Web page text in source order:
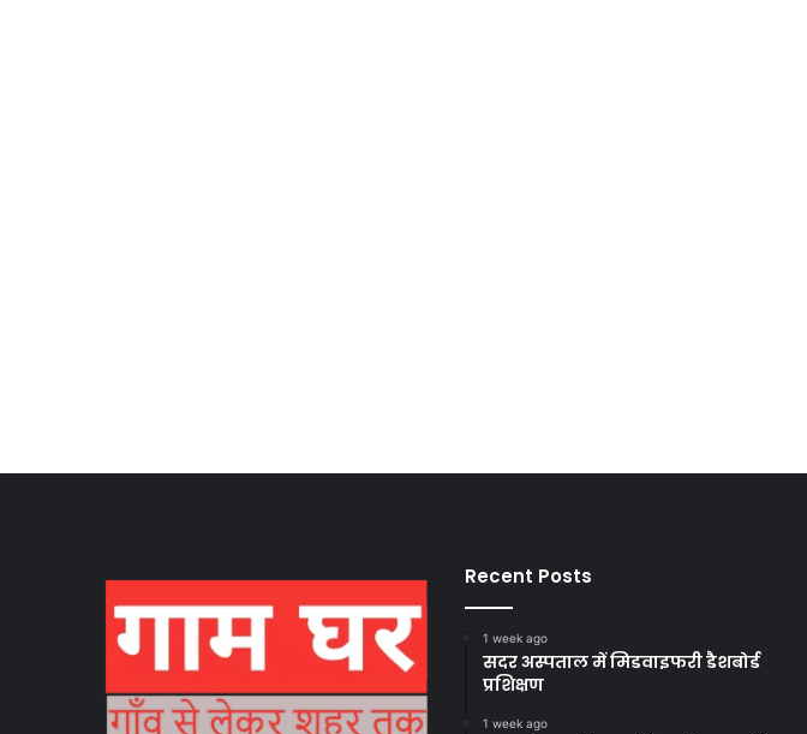
Recent Posts
1 week ago
सदर अस्पताल में मिडवाइफरी डैशबोर्ड
प्रशिक्षण
1 week ago